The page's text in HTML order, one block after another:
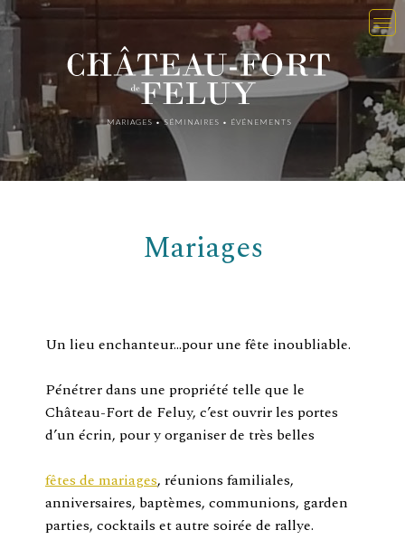
MARIAGES • SÉMINAIRES • ÉVÉNEMENTS
Mariages
Un lieu enchanteur…pour une fête inoubliable.
Pénétrer dans une propriété telle que le
Château-Fort de Feluy, c’est ouvrir les portes
d’un écrin, pour y organiser de très belles
fêtes de mariages, réunions familiales,
anniversaires, baptèmes, communions, garden
parties, cocktails et autre soirée de rallye.